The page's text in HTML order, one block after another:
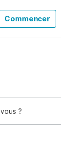
Commencer